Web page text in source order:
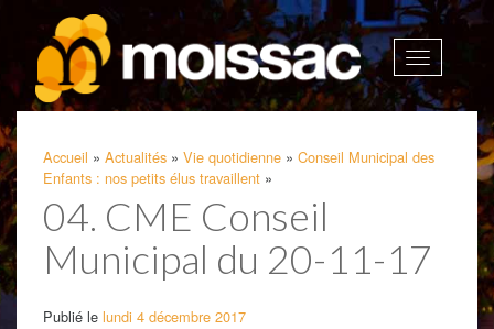
Afficher
la
Accueil » Actualités » Vie quotidienne » Conseil Municipal des
Enfants : nos petits élus travaillent »
04. CME Conseil
Municipal du 20-11-17
Publié le lundi 4 décembre 2017